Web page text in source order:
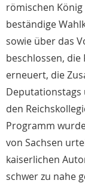
römischen
beständige
sowie über das
beschlossen, die
erneuert, die
Deputationstags
den
Programm
von Sachsen
kaiserlichen
schwer zu nahe